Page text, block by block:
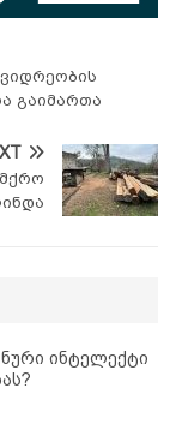
გაიმართა
ინტელექტი